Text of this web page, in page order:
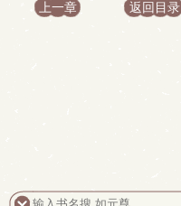
上一章 返回目录